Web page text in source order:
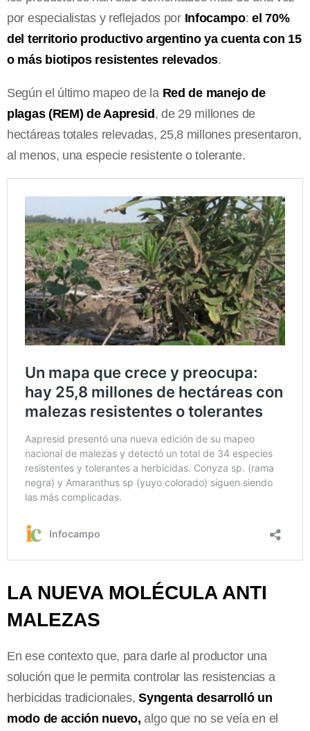
por especialistas y reflejados por Infocampo:el 70%
del territorio productivo argentino ya cuenta con 15
o más biotipos resistentes relevados.
Según el último mapeo de la Red de manejo de
plagas (REM) de Aapresid, de 29 millones de
hectáreas totales relevadas, 25,8 millones presentaron,
al menos, una especie resistente o tolerante.
LA NUEVA MOLÉCULA ANTI
MALEZAS
En ese contexto que, para darle al productor una
solución que le permita controlar las resistencias a
herbicidas tradicionales,Syngenta desarrolló un
modo de acción nuevo, algo que no se veía en el